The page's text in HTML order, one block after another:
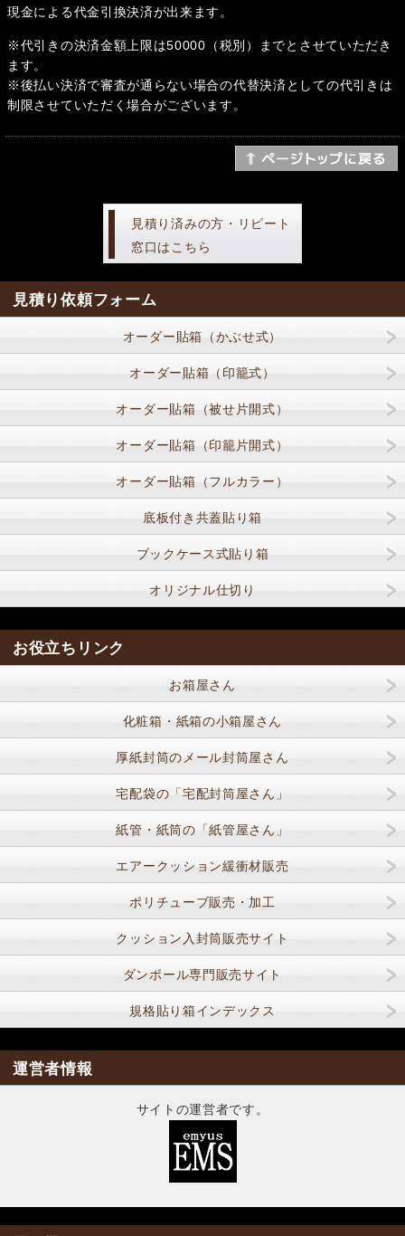
現金による代金引換決済が出来ます。
※代引きの決済金額上限は50000（税別）までとさせていただき
ます。
※後払い決済で審査が通らない場合の代替決済としての代引きは
制限させていただく場合がございます。
見積り済みの方・リピート
窓口はこちら
見積り依頼フォーム
オーダー貼箱（かぶせ式）
オーダー貼箱（印籠式）
オーダー貼箱（被せ片開式）
オーダー貼箱（印籠片開式）
オーダー貼箱（フルカラー）
底板付き共蓋貼り箱
ブックケース式貼り箱
オリジナル仕切り
お役立ちリンク
お箱屋さん
化粧箱・紙箱の小箱屋さん
厚紙封筒のメール封筒屋さん
宅配袋の「宅配封筒屋さん」
紙管・紙筒の「紙管屋さん」
エアークッション緩衝材販売
ポリチューブ販売・加工
クッション入封筒販売サイト
ダンボール専門販売サイト
規格貼り箱インデックス
運営者情報
サイトの運営者です。